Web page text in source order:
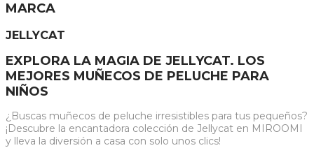
MARCA
JELLYCAT
EXPLORA LA MAGIA DE JELLYCAT. LOS
MEJORES MUÑECOS DE PELUCHE PARA
NIÑOS
¿Buscas muñecos de peluche irresistibles para tus pequeños?
¡Descubre la encantadora colección de Jellycat en MIROOMI
y lleva la diversión a casa con solo unos clics!